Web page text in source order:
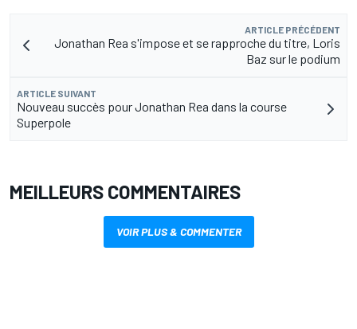
ARTICLE PRÉCÉDENT
Jonathan Rea s'impose et se rapproche du titre, Loris
Baz sur le podium
ARTICLE SUIVANT
Nouveau succès pour Jonathan Rea dans la course
Superpole
MEILLEURS COMMENTAIRES
VOIR PLUS & COMMENTER